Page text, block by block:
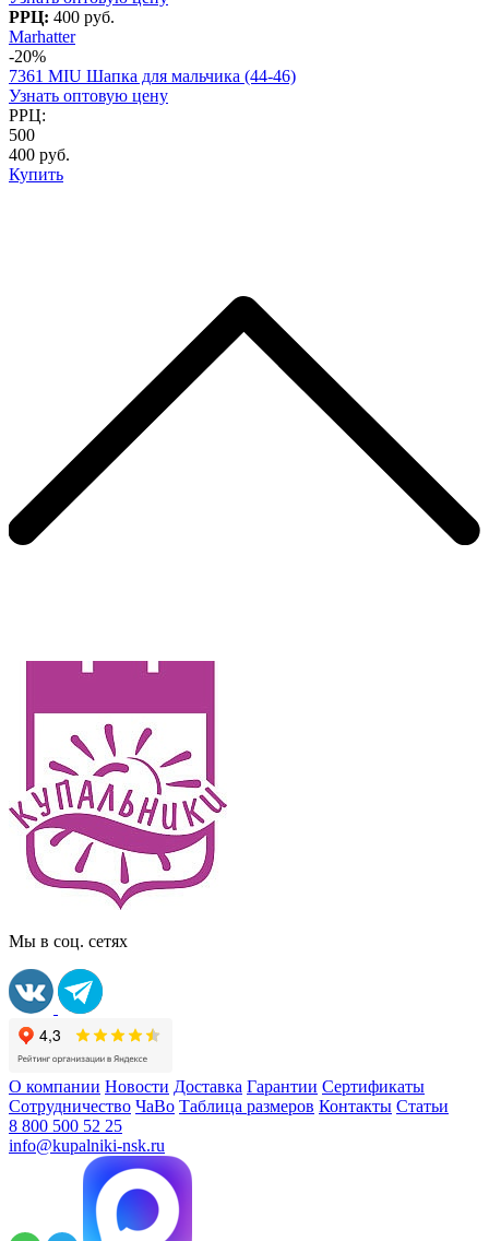
РРЦ: 400 руб.
Marhatter
-20%
7361 MIU Шапка для мальчика (44-46)
Узнать оптовую цену
РРЦ:
500
400 руб.
Купить
Мы в соц. сетях
О компании Новости Доставка Гарантии Сертификаты
Сотрудничество ЧаВо Таблица размеров Контакты Статьи
8 800 500 52 25
info@kupalniki-nsk.ru